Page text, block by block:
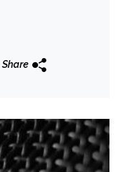
Share